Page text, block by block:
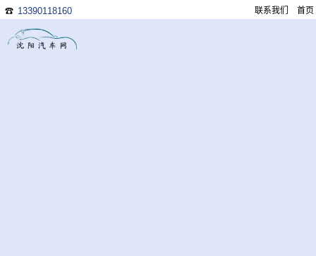
☎ 13390118160 首页
联系我们